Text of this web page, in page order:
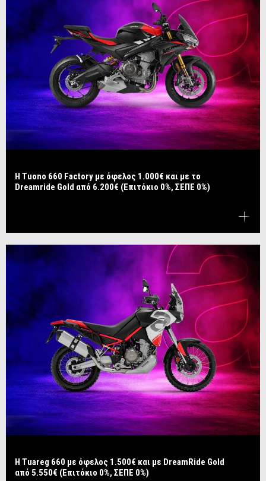
Η Tuono 660 Factory με όφελος 1.000€ και με το
Dreamride Gold από 6.200€ (Επιτόκιο 0%, ΣΕΠΕ 0%)
Η Tuareg 660 με όφελος 1.500€ και με DreamRide Gold
από 5.550€ (Επιτόκιο 0%, ΣΕΠΕ 0%)